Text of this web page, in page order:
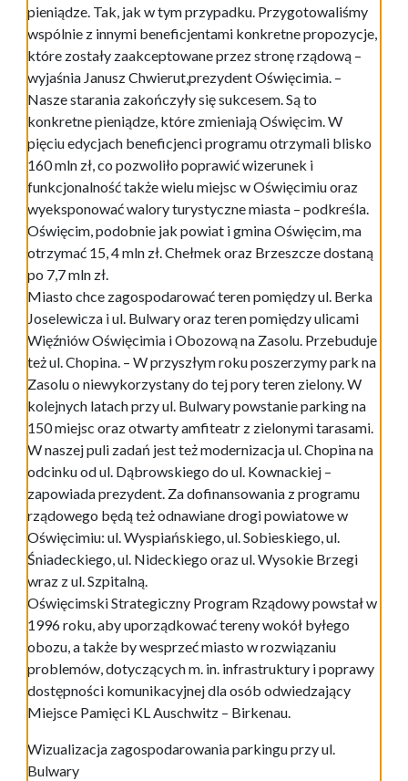
pieniądze. Tak, jak w tym przypadku. Przygotowaliśmy
wspólnie z innymi beneficjentami konkretne propozycje,
które zostały zaakceptowane przez stronę rządową –
wyjaśnia Janusz Chwierut,prezydent Oświęcimia. –
Nasze starania zakończyły się sukcesem. Są to
konkretne pieniądze, które zmieniają Oświęcim. W
pięciu edycjach beneficjenci programu otrzymali blisko
160 mln zł, co pozwoliło poprawić wizerunek i
funkcjonalność także wielu miejsc w Oświęcimiu oraz
wyeksponować walory turystyczne miasta – podkreśla.
Oświęcim, podobnie jak powiat i gmina Oświęcim, ma
otrzymać 15, 4 mln zł. Chełmek oraz Brzeszcze dostaną
po 7,7 mln zł.
Miasto chce zagospodarować teren pomiędzy ul. Berka
Joselewicza i ul. Bulwary oraz teren pomiędzy ulicami
Więźniów Oświęcimia i Obozową na Zasolu. Przebuduje
też ul. Chopina. – W przyszłym roku poszerzymy park na
Zasolu o niewykorzystany do tej pory teren zielony. W
kolejnych latach przy ul. Bulwary powstanie parking na
150 miejsc oraz otwarty amfiteatr z zielonymi tarasami.
W naszej puli zadań jest też modernizacja ul. Chopina na
odcinku od ul. Dąbrowskiego do ul. Kownackiej –
zapowiada prezydent. Za dofinansowania z programu
rządowego będą też odnawiane drogi powiatowe w
Oświęcimiu: ul. Wyspiańskiego, ul. Sobieskiego, ul.
Śniadeckiego, ul. Nideckiego oraz ul. Wysokie Brzegi
wraz z ul. Szpitalną.
Oświęcimski Strategiczny Program Rządowy powstał w
1996 roku, aby uporządkować tereny wokół byłego
obozu, a także by wesprzeć miasto w rozwiązaniu
problemów, dotyczących m. in. infrastruktury i poprawy
dostępności komunikacyjnej dla osób odwiedzający
Miejsce Pamięci KL Auschwitz – Birkenau.
Wizualizacja zagospodarowania parkingu przy ul.
Bulwary